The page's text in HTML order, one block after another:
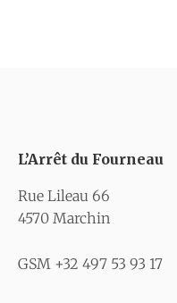
L’Arrêt du Fourneau
Rue Lileau 66
4570 Marchin
GSM +32 497 53 93 17